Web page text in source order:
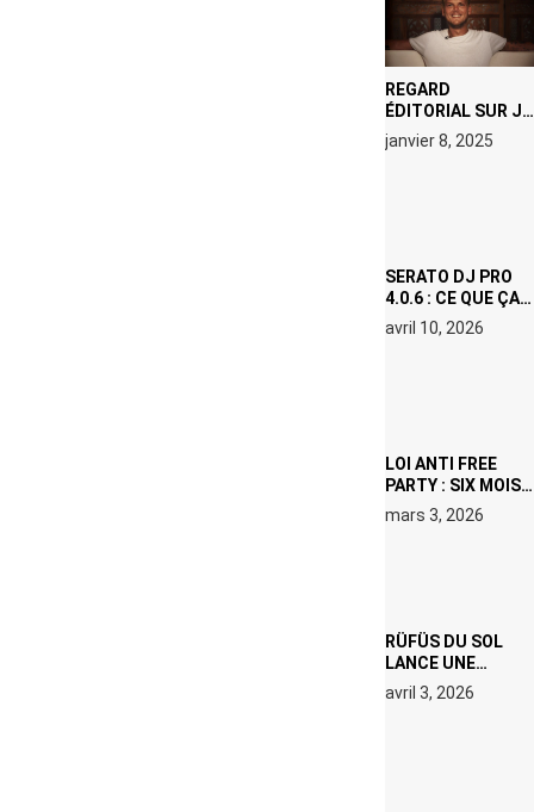
REGARD
ÉDITORIAL SUR JE
M’APPELLE TIM
(NETFLIX) : AVICII,
janvier 8, 2025
SERATO DJ PRO
4.0.6 : CE QUE ÇA
CHANGE, MÊME SI
VOUS N’ÊTES NI
avril 10, 2026
LOI ANTI FREE
PARTY : SIX MOIS
DE PRISON ET 5
000 € D’AMENDE
mars 3, 2026
RÜFÜS DU SOL
LANCE UNE
RÉSIDENCE DJ
SET DE QUATRE
avril 3, 2026